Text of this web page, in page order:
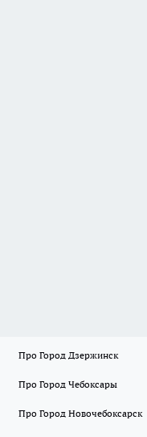
Про Город Дзержинск
Про Город Чебоксары
Про Город Новочебоксарск